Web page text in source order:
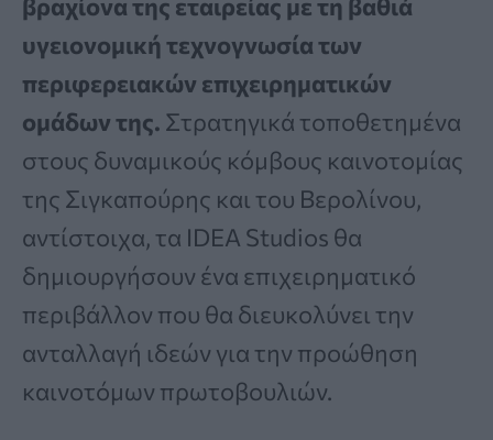
βραχίονα της εταιρείας με τη βαθιά
υγειονομική τεχνογνωσία των
περιφερειακών επιχειρηματικών
ομάδων της. Στρατηγικά τοποθετημένα
στους δυναμικούς κόμβους καινοτομίας
της Σιγκαπούρης και του Βερολίνου,
αντίστοιχα, τα IDEA Studios θα
δημιουργήσουν ένα επιχειρηματικό
περιβάλλον που θα διευκολύνει την
ανταλλαγή ιδεών για την προώθηση
καινοτόμων πρωτοβουλιών.